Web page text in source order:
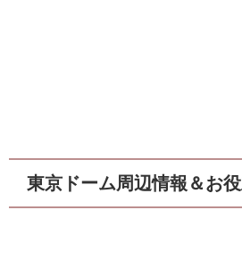
東京ドーム周辺情報＆お